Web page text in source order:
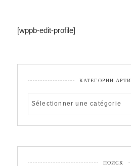
[wppb-edit-profile]
КАТЕГОРИИ
АРТИКЛЕЙ
ПОИСК